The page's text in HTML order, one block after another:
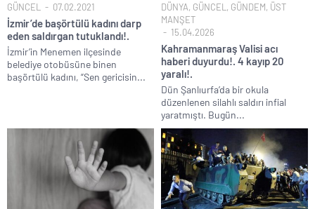
GÜNCEL 07.02.2021
İzmir’de başörtülü kadını darp
eden saldırgan tutuklandı!.
İzmir’in Menemen ilçesinde
belediye otobüsüne binen
başörtülü kadını, “Sen gericisin...
DÜNYA, GÜNCEL , GÜNDEM, ÜST
MANŞET
15.04.2026
Kahramanmaraş Valisi acı
haberi duyurdu!. 4 kayıp 20
yaralı!.
Dün Şanlıurfa’da bir okula
düzenlenen silahlı saldırı infial
yaratmıştı. Bugün...